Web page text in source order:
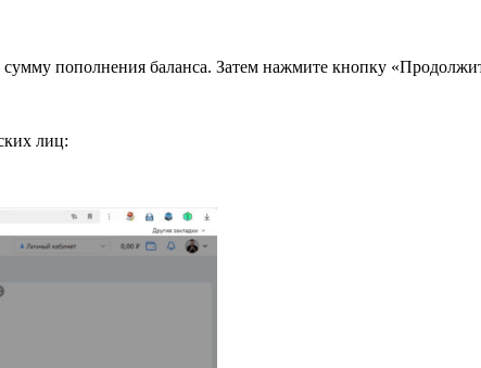
пополнения баланса. Затем нажмите кнопку
лиц: